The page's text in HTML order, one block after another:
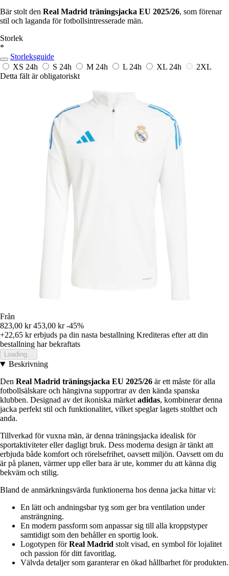
Bär stolt den Real Madrid träningsjacka EU 2025/26, som förenar
stil och laganda för fotbollsintresserade män.
Storlek
*
Storleksguide
XS 24h S 24h M 24h L 24h XL 24h
2XL
Detta fält är obligatoriskt
Från
823,00 kr 453,00 kr -45%
+22,65 krerbjuds pa din nasta bestallning Krediteras efter att din
bestallning har bekraftats
Loading...
Beskrivning
Den Real Madrid träningsjacka EU 2025/26 är ett måste för alla
fotbollsälskare och hängivna supportrar av den kända spanska
klubben. Designad av det ikoniska märket adidas, kombinerar denna
jacka perfekt stil och funktionalitet, vilket speglar lagets stolthet och
anda.
Tillverkad för vuxna män, är denna träningsjacka idealisk för
sportaktiviteter eller dagligt bruk. Dess moderna design är tänkt att
erbjuda både komfort och rörelsefrihet, oavsett miljön. Oavsett om du
är på planen, värmer upp eller bara är ute, kommer du att känna dig
bekväm och stilig.
Bland de anmärkningsvärda funktionerna hos denna jacka hittar vi:
En lätt och andningsbar tyg som ger bra ventilation under
ansträngning.
En modern passform som anpassar sig till alla kroppstyper
samtidigt som den behåller en sportig look.
Logotypen förReal Madrid stolt visad, en symbol för lojalitet
och passion för ditt favoritlag.
Välvda detaljer som garanterar en ökad hållbarhet för produkten.